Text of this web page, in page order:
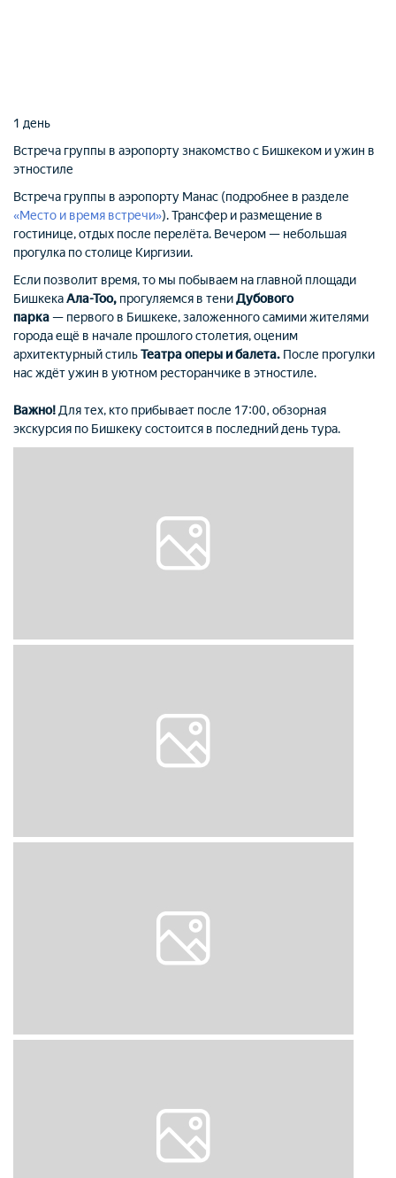
1 день
Встреча группы в аэропортузнакомство с Бишкеком и ужин в
этностиле
Встреча группы в аэропорту Манас (подробнее в разделе
«Место и время встречи»). Трансфер и размещение в
гостинице, отдых после перелёта. Вечером — небольшая
прогулка по столице Киргизии.
Если позволит время, то мы побываем на главной площади
БишкекаАла-Тоо, прогуляемся в тениДубового
парка— первого в Бишкеке, заложенного самими жителями
города ещё в начале прошлого столетия, оценим
архитектурный стильТеатра оперы и балета. После прогулки
нас ждёт ужин в уютном ресторанчике в этностиле.
Важно! Для тех, кто прибывает после 17:00, обзорная
экскурсия по Бишкеку состоится в последний день тура.